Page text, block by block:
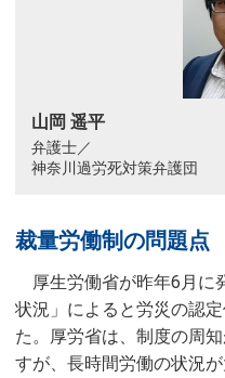
山岡 遥平
弁護士／
神奈川過労死対策弁護団
裁量労働制の問題点
厚生労働省が昨年6月に
状況」によると労災の認
た。厚労省は、制度の周
すが、長時間労働の状況